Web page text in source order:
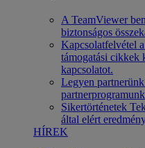
A TeamViewer
biztonságos
Kapcsolatfelvétel
támogatási cikkek
kapcsolatot.
Legyen partnerünk
Sikertörténetek
által elért
HÍREK